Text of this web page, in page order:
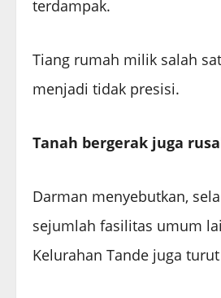
terdampak.
Tiang rumah milik salah
menjadi tidak presisi.
Tanah bergerak juga
Darman menyebutkan,
sejumlah fasilitas umum
Kelurahan Tande juga